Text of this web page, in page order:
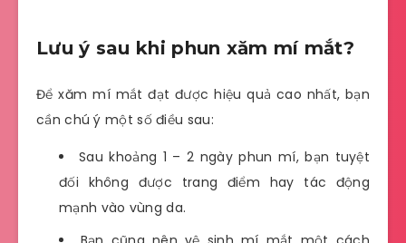
Lưu ý sau khi phun xăm mí mắt?
Để xăm mí mắt đạt được hiệu quả cao nhất, bạn
cần chú ý một số điều sau:
Sau khoảng 1 – 2 ngày phun mí, bạn tuyệt
đối không được trang điểm hay tác động
mạnh vào vùng da.